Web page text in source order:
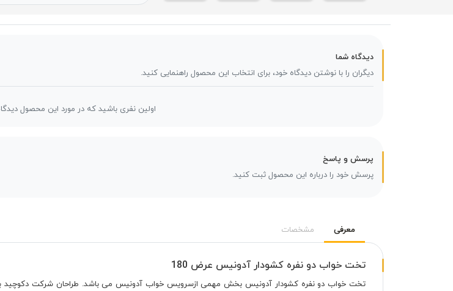
دیدگاه شما
دیگران را با نوشتن دیدگاه خود، برای انتخاب این محصول راهنمایی کنید.
اولین نفری باشید که در مورد این محصول
پرسش و پاسخ
پرسش خود را درباره این محصول ثبت کنید.
معرفی مشخصات
تخت خواب دو نفره کشودار آدونیس عرض 180
تخت خواب دو نفره کشودار آدونیس بخش مهمی ازسرویس خواب آدونیس می باشد. طراحان شرکت دکوچید با